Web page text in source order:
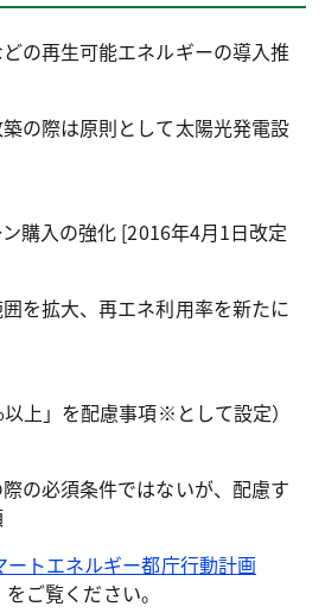
の再生可能エネルギーの導入推
の際は原則として太陽光発電設
購入の強化 [2016年4月1日改定
を拡大、再エネ利用率を新たに
以上」を配慮事項※として設定）
の必須条件ではないが、配慮す
ートエネルギー都庁行動計画
をご覧ください。